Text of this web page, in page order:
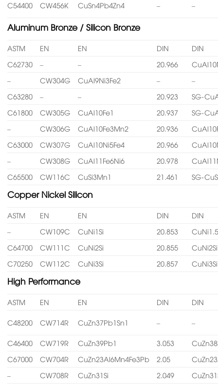
C54400 CW456K CuSn4Pb4Zn4 – –
Aluminum Bronze / Silicon Bronze
ASTM EN EN DIN
DIN
C62730
– – 20.966
–
CW304G CuAl9Ni3Fe2 –
–
C63280
– – 20.923
SG-
C61800
CW305G CuAl10Fe1 20.937
SG-
–
CW306G CuAl10Fe3Mn2 20.936
C63000
CW307G CuAl10Ni5Fe4 20.966
–
CW308G CuAl11Fe6Ni6 20.978
C65500
CW116C CuSi3Mn1 21.461 SG-
Copper Nickel Silicon
ASTM EN EN DIN
DIN
–
CW109C CuNi1Si 20.853
C64700
CW111C CuNi2Si 20.855
CuNi2Si
C70250
CW112C CuNi3Si 20.857 CuNi3Si
High Performance
ASTM EN EN DIN DIN
C48200 CW714R CuZn37Pb1Sn1 – –
C46400 CW719R CuZn39Pb1 3.053
C67000
CW704R CuZn23Al6Mn4Fe3Pb 2.05
–
CW708R CuZn31Si 2.049